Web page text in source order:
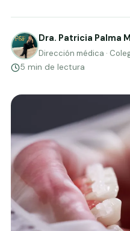
Dra. Patricia Palma
Dirección médica ·
5 min de lectura